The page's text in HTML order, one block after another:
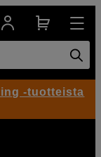
-tuotteista